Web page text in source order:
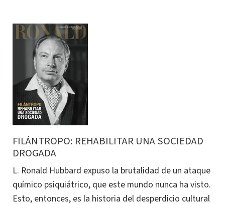
FILÁNTROPO: REHABILITAR UNA SOCIEDAD
DROGADA
L. Ronald Hubbard expuso la brutalidad de un ataque
químico psiquiátrico, que este mundo nunca ha visto.
Esto, entonces, es la historia del desperdicio cultural